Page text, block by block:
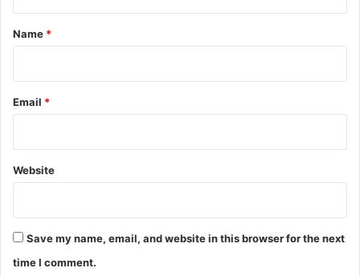
*
Name *
Email *
Website
Save my name, email, and website in this browser for the next
time I comment.